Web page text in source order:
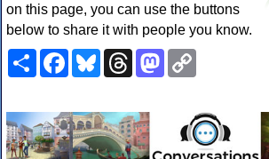
on this page, you can use the buttons
below to share it with people you know.
ShareFacebookBlueskyThreadsMastodon